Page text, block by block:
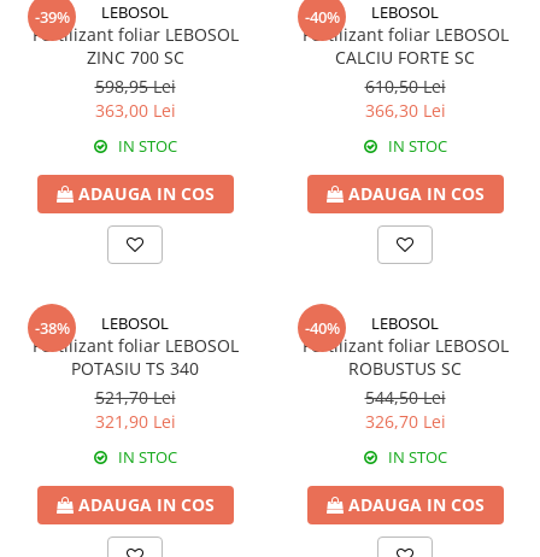
Fungicide
Insecticide
Biostimulatori
Fertilizanți foliari
CARTOF
Erbicide
Biostimulatori
Fertilizanți foliari
CASTAN
Insecticide
Fungicide
Insecticide
Biostimulatori
Fertilizanți foliari
Adjuvanți
CITRICE
Fertilizanți foliari
CONOPIDĂ
Insecticide
CUCURBITACEE
DOVLEAC
Insecticide
DOVLECEI
-39% LEBOSOL
Fertilizant foliar LEBOSOL
ZINC 700 SC
598,95 Lei
363,00 Lei
IN STOC
ADAUGA IN COS
-40% LEBOSOL
Fertilizant foliar LEBOSOL
CALCIU FORTE SC
610,50 Lei
366,30 Lei
IN STOC
ADAUGA IN COS
-38% LEBOSOL
Fertilizant foliar LEBOSOL
POTASIU TS 340
521,70 Lei
321,90 Lei
IN STOC
ADAUGA IN COS
-40% LEBOSOL
Fertilizant foliar LEBOSOL
ROBUSTUS SC
544,50 Lei
326,70 Lei
IN STOC
ADAUGA IN COS